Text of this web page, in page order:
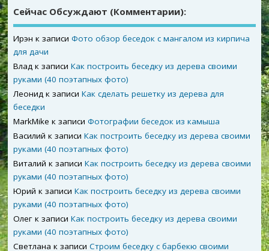
Сейчас Обсуждают (комментарии):
Ирэн к записи Фото обзор беседок с мангалом из кирпича
для дачи
Владк записи Как построить беседку из дерева своими
руками (40 поэтапных фото)
Леонидк записи Как сделать решетку из дерева для
беседки
MarkMike к записи Фотографии беседок из камыша
Василий к записи Как построить беседку из дерева своими
руками (40 поэтапных фото)
Виталий к записи Как построить беседку из дерева своими
руками (40 поэтапных фото)
Юрий к записи Как построить беседку из дерева своими
руками (40 поэтапных фото)
Олегк записи Как построить беседку из дерева своими
руками (40 поэтапных фото)
Светлана к записи Строим беседку с барбекю своими